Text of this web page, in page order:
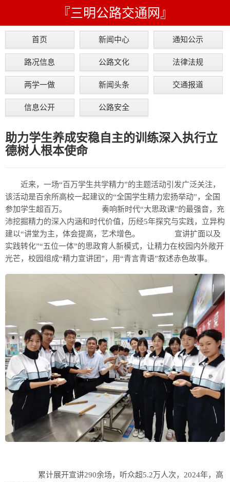
『三明公路交通网』
首页 新闻中心 通知公示
路况信息 公路文化 法律法规
两学一做 新闻头条 交通报道
信息公开 公路安全
助力学生养成安稳自主的训练深入执行立
德树人根本使命
近来，一场“百万学生共学精力”的主题活动引发广泛关注，
该活动是百余所高校一起建议的“全国学生精力宏扬举动”，全国
参加学生超百万。 奏响新时代“大思政课”的最强音，充
沛挖掘精力的深入内涵和时代价值，历经5年探究与实践，立异构
建以“讲堂为主，体会提高，艺术增色。 宣讲扩面以及
实践转化”“五位一体”的思政育人新模式，让精力在校园内外敞开
光芒，校园组成“精力宣讲团”，用“青言青语”叙述赤色故事。
累计展开宣讲290余场，听众超5.2万人次，2024年，高